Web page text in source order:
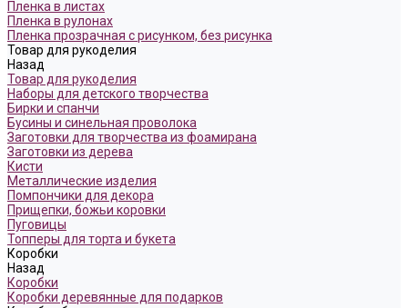
Пленка в листах
Пленка в рулонах
Пленка прозрачная с рисунком, без рисунка
Товар для рукоделия
Назад
Товар для рукоделия
Наборы для детского творчества
Бирки и спанчи
Бусины и синельная проволока
Заготовки для творчества из фоамирана
Заготовки из дерева
Кисти
Металлические изделия
Помпончики для декора
Прищепки, божьи коровки
Пуговицы
Топперы для торта и букета
Коробки
Назад
Коробки
Коробки деревянные для подарков